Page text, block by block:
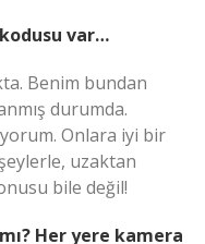
var…
Benim bundan
durumda.
Onlara iyi bir
uzaktan
bile değil!
Her yere kamera